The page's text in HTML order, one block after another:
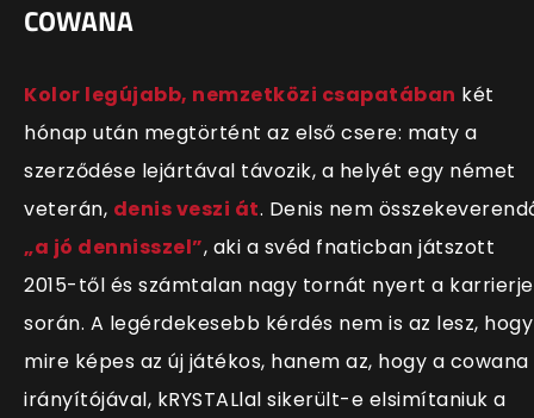
COWANA
Kolor legújabb, nemzetközi csapatában két
hónap után megtörtént az első csere: maty a
szerződése lejártával távozik, a helyét egy német
veterán, denis veszi át. Denis nem
„a jó dennisszel”, aki a svéd fnaticban játszott
2015-től és számtalan nagy tornát nyert a karrierje
során. A legérdekesebb kérdés nem is az lesz, hogy
mire képes az új játékos, hanem az, hogy a cowana
irányítójával, kRYSTALlal sikerült-e elsimítaniuk a